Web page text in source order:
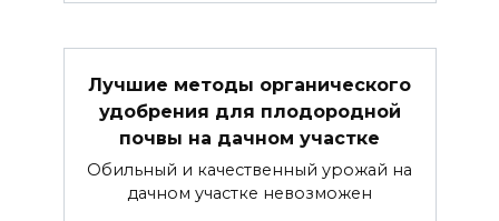
Лучшие методы органического
удобрения для плодородной
почвы на дачном участке
Обильный и качественный урожай на
дачном участке невозможен